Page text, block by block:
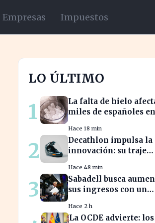
Empresas Impuestos
LO ÚLTIMO
1
La falta de hielo
miles de españoles en
Hace 18 min
2
Decathlon impulsa la
innovación: su traje
promete revolucionar
industria
Hace 48 min
3
Sabadell busca
sus ingresos con un
Armengol
Hace 2 h
La OCDE advierte: los